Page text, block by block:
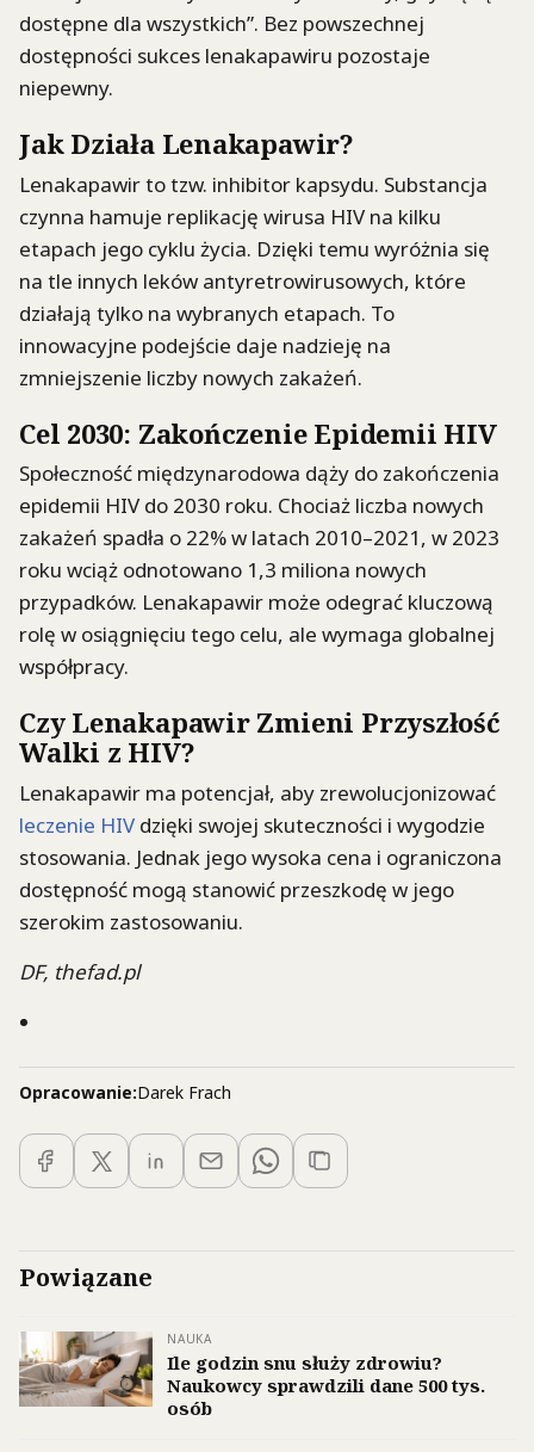
dostępne dla wszystkich”. Bez powszechnej
dostępności sukces lenakapawiru pozostaje
niepewny.
Jak Działa Lenakapawir?
Lenakapawir to tzw. inhibitor kapsydu. Substancja
czynna hamuje replikację wirusa HIV na kilku
etapach jego cyklu życia. Dzięki temu wyróżnia się
na tle innych leków antyretrowirusowych, które
działają tylko na wybranych etapach. To
innowacyjne podejście daje nadzieję na
zmniejszenie liczby nowych zakażeń.
Cel 2030: Zakończenie Epidemii HIV
Społeczność międzynarodowa dąży do zakończenia
epidemii HIV do 2030 roku. Chociaż liczba nowych
zakażeń spadła o 22% w latach 2010–2021, w 2023
roku wciąż odnotowano 1,3 miliona nowych
przypadków. Lenakapawir może odegrać kluczową
rolę w osiągnięciu tego celu, ale wymaga globalnej
współpracy.
Czy Lenakapawir Zmieni Przyszłość
Walki z HIV?
Lenakapawir ma potencjał, aby zrewolucjonizować
leczenie HIV dzięki swojej skuteczności i wygodzie
stosowania. Jednak jego wysoka cena i ograniczona
dostępność mogą stanowić przeszkodę w jego
szerokim zastosowaniu.
DF, thefad.pl
Opracowanie:Darek Frach
Powiązane
NAUKA
Ile godzin snu służy zdrowiu?
Naukowcy sprawdzili dane 500 tys.
osób